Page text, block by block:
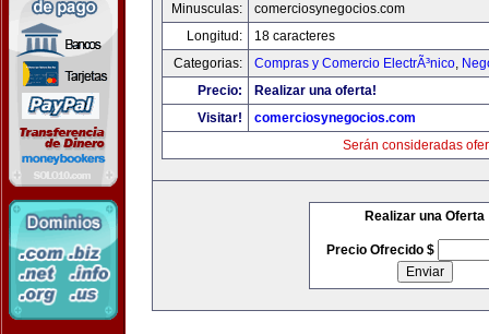
Minusculas:
comerciosynegocios.com
Longitud:
18 caracteres
Categorias:
Compras y Comercio ElectrÃ³nico,
Precio:
Realizar una oferta!
Visitar!
comerciosynegocios.com
Serán consideradas
Realizar una Oferta
Precio Ofrecido $